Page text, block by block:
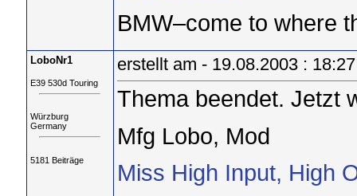
BMW–come to where
LoboNr1
E39 530d Touring
Würzburg
Germany
5181 Beiträge
erstellt am - 19.08.2003 :
Thema beendet. Jetzt
Mfg Lobo, Mod
Miss High Input, High